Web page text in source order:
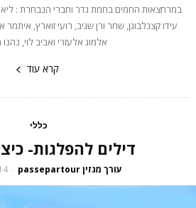
במרחצאות החמים בחמת גדר וחברי הנבחרת : ליאור
עידו קצנלבוגן, שחר ורן שגיב, רועי זוארץ,
אלמוג אלעזרי ואביב לוי,
קרא עוד
כללי
דילים להפלגות-
עורך מגזין passepartour -
14